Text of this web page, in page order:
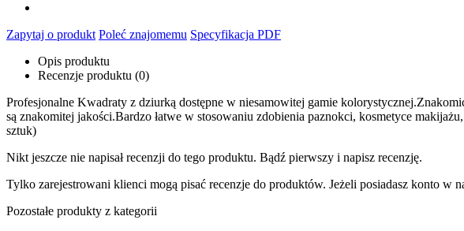
Zapytaj o produkt Poleć znajomemu Specyfikacja PDF
Opis produktu
Recenzje produktu (0)
Profesjonalne Kwadraty z dziurką dostępne w niesamowitej gamie
są znakomitej jakości.Bardzo łatwe w stosowaniu zdobienia paznokci, kosmetyce
sztuk)
Nikt jeszcze nie napisał recenzji do tego produktu. Bądź pierwszy i napisz recenzję.
Tylko zarejestrowani klienci mogą pisać recenzje do produktów. Jeżeli posiadasz konto w
Pozostałe produkty z kategorii